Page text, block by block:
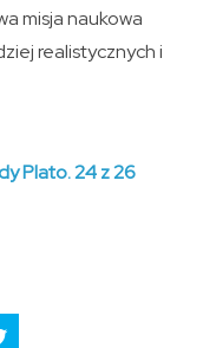
misja naukowa
realistycznych i
Plato. 24 z 26